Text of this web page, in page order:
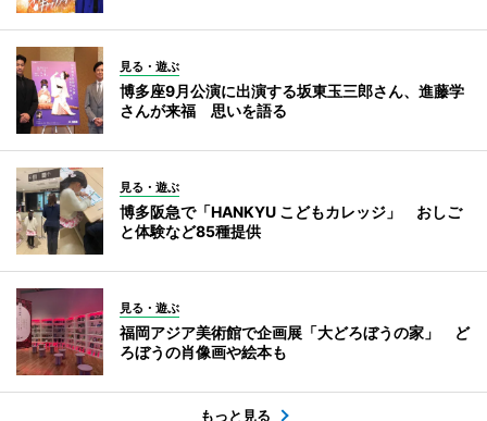
見る・遊ぶ
博多座9月公演に出演する坂東玉三郎さん、進藤学
さんが来福 思いを語る
見る・遊ぶ
博多阪急で「HANKYU こどもカレッジ」 おしご
と体験など85種提供
見る・遊ぶ
福岡アジア美術館で企画展「大どろぼうの家」 ど
ろぼうの肖像画や絵本も
もっと見る